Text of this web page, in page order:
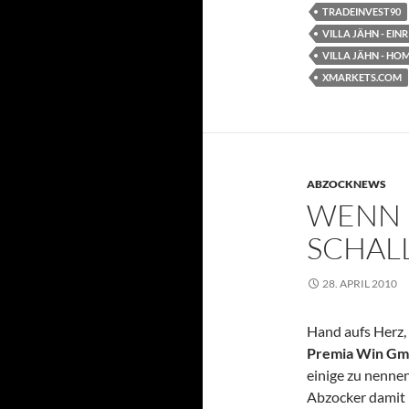
TRADEINVEST90
VILLA JÄHN -
VILLA JÄHN -
XMARKETS.COM
ABZOCKNEWS
WENN
28. APRIL 2010
Hand aufs
Premia Win
einige zu
Abzocker damit